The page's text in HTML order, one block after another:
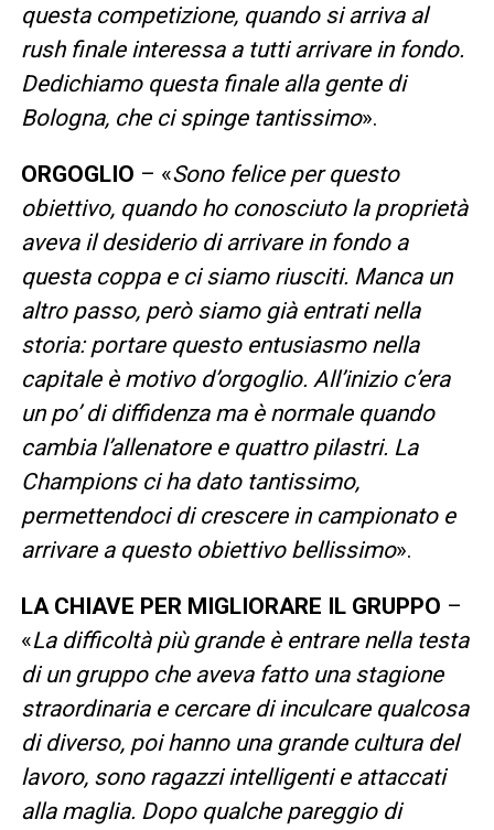
questa competizione, quando si arriva al
rush finale interessa a tutti arrivare in fondo.
Dedichiamo questa finale alla gente di
Bologna, che ci spinge tantissimo».
ORGOGLIO – «Sono felice per questo
obiettivo, quando ho conosciuto la proprietà
aveva il desiderio di arrivare in fondo a
questa coppa e ci siamo riusciti. Manca un
altro passo, però siamo già entrati nella
storia: portare questo entusiasmo nella
capitale è motivo d’orgoglio. All’inizio c’era
un po’ di diffidenza ma è normale quando
cambia l’allenatore e quattro pilastri. La
Champions ci ha dato tantissimo,
permettendoci di crescere in campionato e
arrivare a questo obiettivo bellissimo».
LA CHIAVE PER MIGLIORARE IL GRUPPO –
«La difficoltà più grande è entrare nella testa
di un gruppo che aveva fatto una stagione
straordinaria e cercare di inculcare qualcosa
di diverso, poi hanno una grande cultura del
lavoro, sono ragazzi intelligenti e attaccati
alla maglia. Dopo qualche pareggio di